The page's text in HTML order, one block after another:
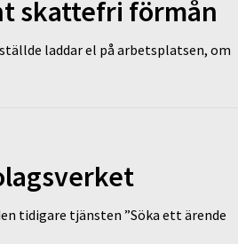
skattefri förmån
laddar el på arbetsplatsen, om
tidigare tjänsten ”Söka ett ärende